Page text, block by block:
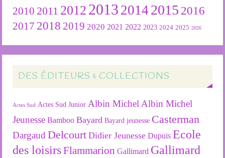
2010 2011 2012 2013 2014 2015 2016
2017 2018 2019 2020 2021 2022 2023 2024 2025 2026
DES ÉDITEURS & COLLECTIONS
Actes Sud Actes Sud Junior Albin Michel Albin Michel
Jeunesse Bamboo Bayard Bayard jeunesse Casterman
Dargaud Delcourt Didier Jeunesse Dupuis Ecole
des loisirsFlammarion Gallimard Gallimard